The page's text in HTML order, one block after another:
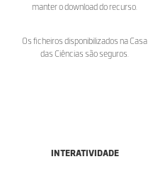
manter o download do recurso.
Os ficheiros disponibilizados na Casa
das Ciências são seguros.
INTERATIVIDADE